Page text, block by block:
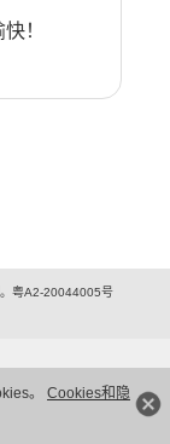
。 Cookies和隐
！
粤A2-20044005号